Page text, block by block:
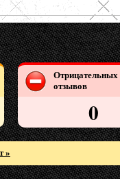
Отрицательных
отзывов
0
»